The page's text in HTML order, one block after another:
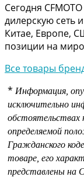
Сегодня
дилерскую сеть
Китае, Европе,
позиции на
Все товары
* Информация,
исключительно
обстоятельствах
определяемой
Гражданского
товаре, его
представлены на